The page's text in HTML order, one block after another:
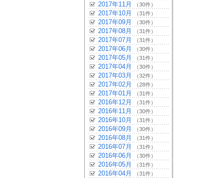
2017年11月 （30件）
2017年10月 （31件）
2017年09月 （30件）
2017年08月 （31件）
2017年07月 （31件）
2017年06月 （30件）
2017年05月 （31件）
2017年04月 （30件）
2017年03月 （32件）
2017年02月 （28件）
2017年01月 （31件）
2016年12月 （31件）
2016年11月 （30件）
2016年10月 （31件）
2016年09月 （30件）
2016年08月 （31件）
2016年07月 （31件）
2016年06月 （30件）
2016年05月 （31件）
2016年04月 （31件）